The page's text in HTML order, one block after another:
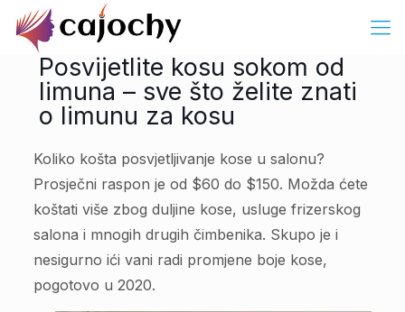
Posvijetlite kosu sokom od
limuna – sve što želite znati
o limunu za kosu
Koliko košta posvjetljivanje kose u salonu?
Prosječni raspon je od $60 do $150. Možda ćete
koštati više zbog duljine kose, usluge frizerskog
salona i mnogih drugih čimbenika. Skupo je i
nesigurno ići vani radi promjene boje kose,
pogotovo u 2020.